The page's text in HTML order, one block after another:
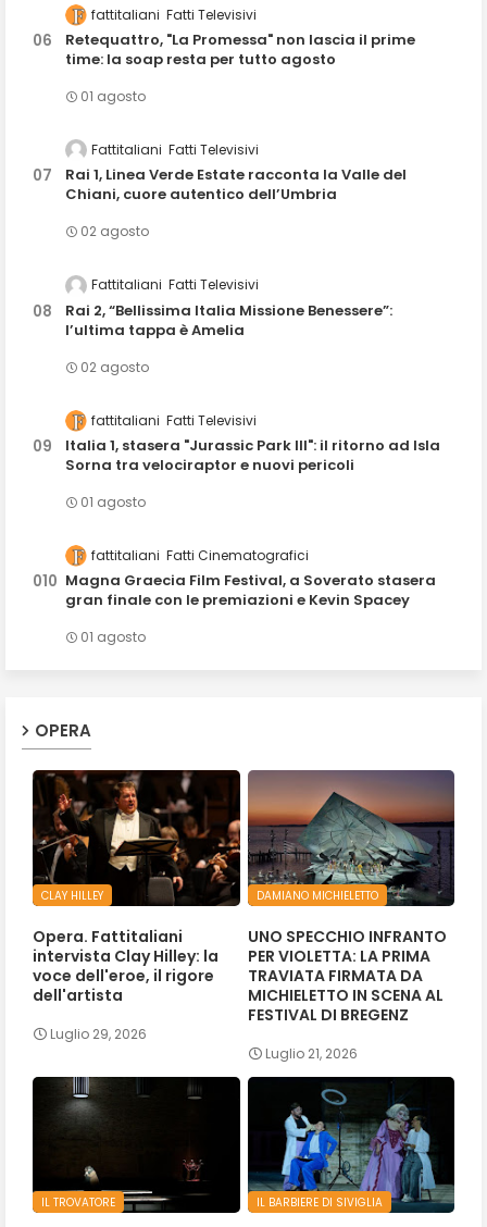
fattitaliani Fatti Televisivi
Retequattro, "La Promessa" non lascia il prime
time: la soap resta per tutto agosto
01 agosto
Fattitaliani Fatti Televisivi
Rai 1, Linea Verde Estate racconta la Valle del
Chiani, cuore autentico dell’Umbria
02 agosto
Fattitaliani Fatti Televisivi
Rai 2, “Bellissima Italia Missione Benessere”:
l’ultima tappa è Amelia
02 agosto
fattitaliani Fatti Televisivi
Italia 1, stasera "Jurassic Park III": il ritorno ad Isla
Sorna tra velociraptor e nuovi pericoli
01 agosto
fattitaliani Fatti Cinematografici
Magna Graecia Film Festival, a Soverato stasera
gran finale con le premiazioni e Kevin Spacey
01 agosto
OPERA
CLAY HILLEY
Opera. Fattitaliani
intervista Clay Hilley: la
voce dell'eroe, il rigore
dell'artista
Luglio 29, 2026
DAMIANO MICHIELETTO
UNO SPECCHIO INFRANTO
PER VIOLETTA: LA PRIMA
TRAVIATA FIRMATA DA
MICHIELETTO IN SCENA AL
FESTIVAL DI BREGENZ
Luglio 21, 2026
IL TROVATORE IL BARBIERE DI SIVIGLIA